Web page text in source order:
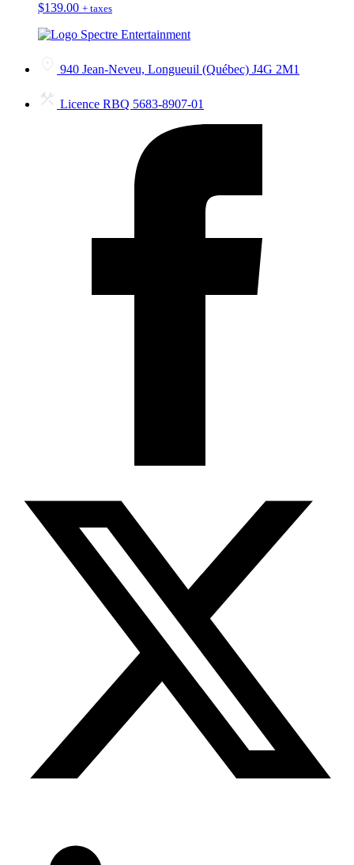
$139.00 + taxes
940 Jean-Neveu, Longueuil (Québec) J4G 2M1
Licence RBQ 5683-8907-01